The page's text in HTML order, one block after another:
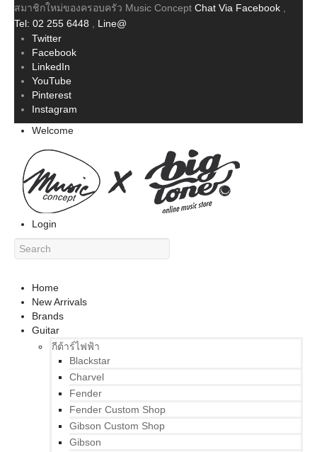
สมาชิกใหม่ของครอบครัว Music Concept Chat Via Facebook
Tel: 02 255 6448
Line@
Twitter
Facebook
LinkedIn
YouTube
Pinterest
Instagram
Welcome
Login
Home
New Arrivals
Brands
Guitar
กีต้าร์ไฟฟ้า
Blackstar
Charvel
Fender
Fender Custom Shop
Gibson Custom Shop
Gibson